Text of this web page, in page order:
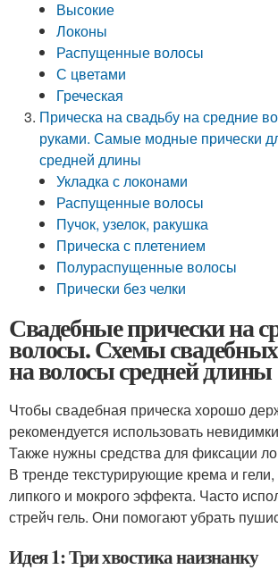
Высокие
Локоны
Распущенные волосы
С цветами
Греческая
Прическа на свадьбу на средние
руками. Самые модные прически
средней длины
Укладка с локонами
Распущенные волосы
Пучок, узелок, ракушка
Прическа с плетением
Полураспущенные волосы
Прически без челки
Свадебные прически на
волосы. Схемы
на волосы средней длины
Чтобы свадебная прическа хорошо
рекомендуется использовать
Также нужны средства для фиксации
В тренде текстурирующие крема и
липкого и мокрого эффекта. Часто
стрейч гель. Они помогают убрать
Идея 1: Три хвостика наизнанку